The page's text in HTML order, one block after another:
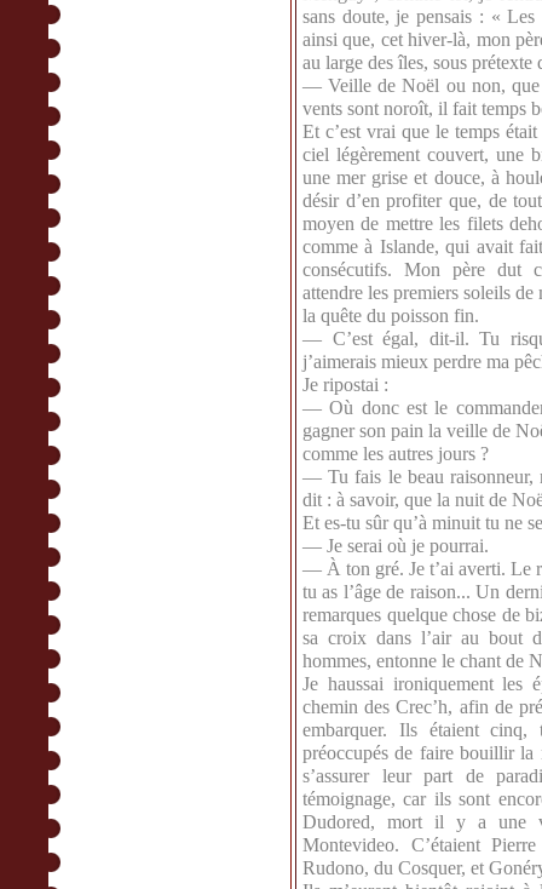
sans doute, je pensais : « Les
ainsi que, cet hiver-là, mon
au large des îles, sous
— Veille de Noël ou non, que
vents sont noroît, il fait temps
Et c’est vrai que le temps
ciel légèrement couvert, une
une mer grise et douce, à
désir d’en profiter que, de
moyen de mettre les filets
comme à Islande, qui avait
consécutifs. Mon père dut
attendre les premiers soleils
la quête du poisson fin.
— C’est égal, dit-il. Tu
j’aimerais mieux perdre ma
Je ripostai :
— Où donc est le
gagner son pain la veille de
comme les autres jours ?
— Tu fais le beau raisonneur,
dit : à savoir, que la nuit de
Et es-tu sûr qu’à minuit tu ne
— Je serai où je pourrai.
— À ton gré. Je t’ai averti. Le
tu as l’âge de raison... Un
remarques quelque chose de
sa croix dans l’air au bout
hommes, entonne le chant de
Je haussai ironiquement les
chemin des Crec’h, afin de
embarquer. Ils étaient
préoccupés de faire bouillir la
s’assurer leur part de
témoignage, car ils sont
Dudored, mort il y a une
Montevideo. C’étaient
Rudono, du Cosquer, et